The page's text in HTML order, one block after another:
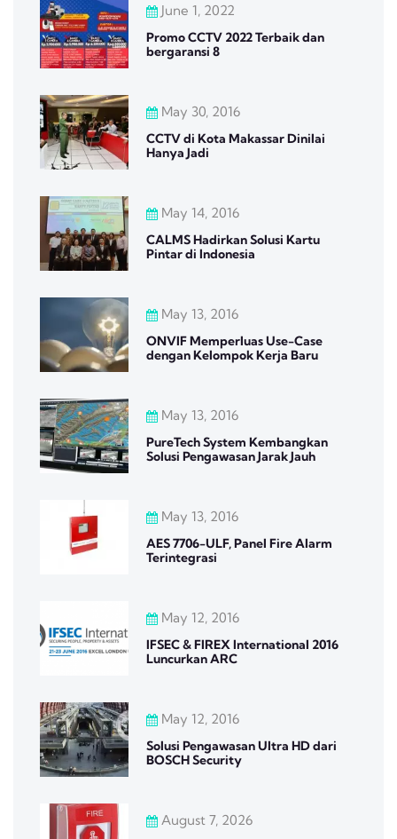
June 1, 2022
Promo CCTV 2022 Terbaik dan
bergaransi 8
May 30, 2016
CCTV di Kota Makassar Dinilai
Hanya Jadi
May 14, 2016
CALMS Hadirkan Solusi Kartu
Pintar di Indonesia
May 13, 2016
ONVIF Memperluas Use-Case
dengan Kelompok Kerja Baru
May 13, 2016
PureTech System Kembangkan
Solusi Pengawasan Jarak Jauh
May 13, 2016
AES 7706-ULF, Panel Fire Alarm
Terintegrasi
May 12, 2016
IFSEC & FIREX International 2016
Luncurkan ARC
May 12, 2016
Solusi Pengawasan Ultra HD dari
BOSCH Security
August 7, 2026